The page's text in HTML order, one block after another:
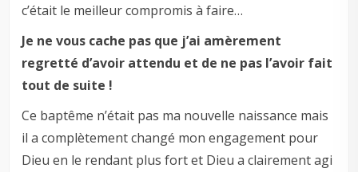
c’était le meilleur compromis à faire…
Je ne vous cache pas que j’ai amèrement
regretté d’avoir attendu et de ne pas l’avoir fait
tout de suite !
Ce baptême n’était pas ma nouvelle naissance mais
il a complètement changé mon engagement pour
Dieu en le rendant plus fort et Dieu a clairement agi